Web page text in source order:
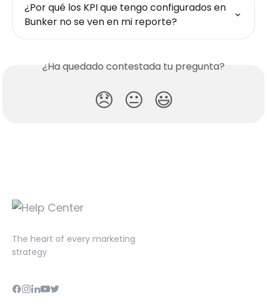
¿Por qué los KPI que tengo configurados en
Bunker no se ven en mi reporte?
¿Ha quedado contestada tu pregunta?
😞 😐 😃
The heart of every marketing
strategy